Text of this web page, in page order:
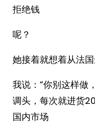
拒绝钱
呢？
她接着就想着从法国
我说：“你别这样做
调头，每次就进货
国内市场